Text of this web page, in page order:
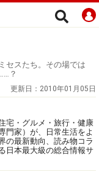
セスたち。その場では
？
更新日： 2010年01月05日
宅・グルメ・旅行・健康
門家）が、日常生活をよ
の最新動向、読み物コラ
日本最大級の総合情報サ